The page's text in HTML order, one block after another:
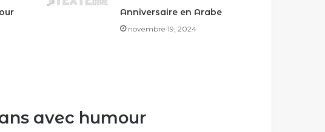
Anniversaire en Arabe
novembre 19, 2024
avec humour